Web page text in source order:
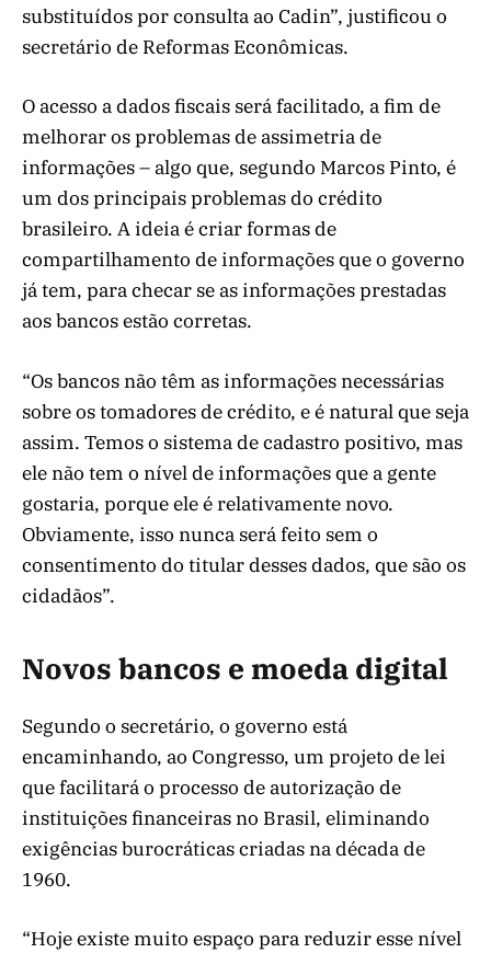
substituídos por consulta ao Cadin”, justificou o
secretário de Reformas Econômicas.
O acesso a dados fiscais será facilitado, a fim de
melhorar os problemas de assimetria de
informações – algo que, segundo Marcos Pinto, é
um dos principais problemas do crédito
brasileiro. A ideia é criar formas de
compartilhamento de informações que o governo
já tem, para checar se as informações prestadas
aos bancos estão corretas.
“Os bancos não têm as informações necessárias
sobre os tomadores de crédito, e é natural que seja
assim. Temos o sistema de cadastro positivo, mas
ele não tem o nível de informações que a gente
gostaria, porque ele é relativamente novo.
Obviamente, isso nunca será feito sem o
consentimento do titular desses dados, que são os
cidadãos”.
Novos bancos e moeda digital
Segundo o secretário, o governo está
encaminhando, ao Congresso, um projeto de lei
que facilitará o processo de autorização de
instituições financeiras no Brasil, eliminando
exigências burocráticas criadas na década de
1960.
“Hoje existe muito espaço para reduzir esse nível